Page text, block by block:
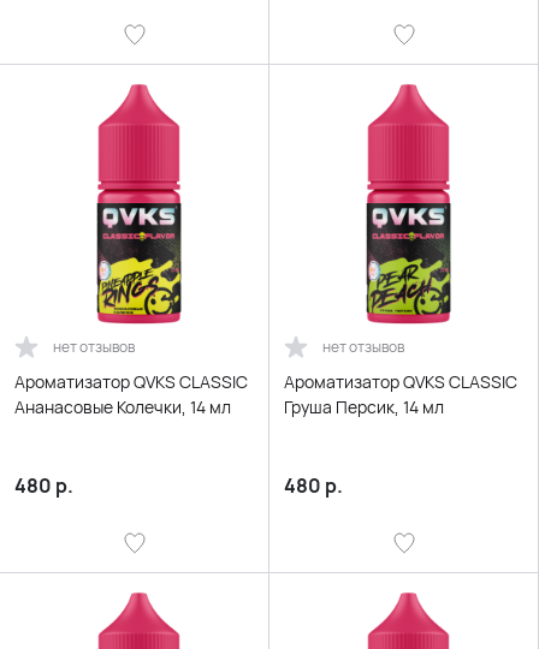
нет отзывов
Ароматизатор QVKS CLASSIC
Ананасовые Колечки, 14 мл
480 р.
нет отзывов
Ароматизатор QVKS CLASSIC
Груша Персик, 14 мл
480 р.